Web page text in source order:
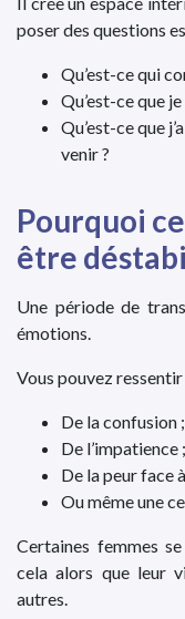
poser des questions
Qu’est-ce qui
Qu’est-ce que
Qu’est-ce que
venir ?
Pourquoi
être
Une période de
émotions.
Vous pouvez ressentir
De la confusion ;
De l’impatience ;
De la peur face
Ou même une
Certaines femmes
cela alors que leur
autres.